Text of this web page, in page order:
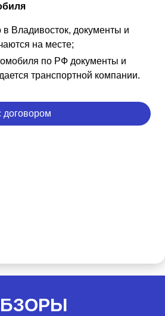
в Владивосток, документы и
на месте;
по РФ документы и
транспортной компании.
договором